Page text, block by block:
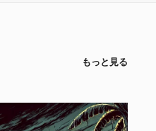
もっと見る